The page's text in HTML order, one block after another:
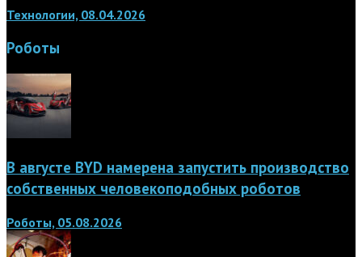
Технологии, 08.04.2026
Роботы
В августе BYD намерена запустить производство
собственных человекоподобных роботов
Роботы, 05.08.2026